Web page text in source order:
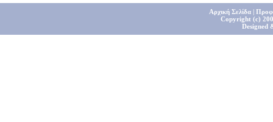
Αρχική Σελίδα|
Copyright (c)
Designed